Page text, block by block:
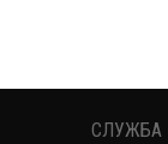
СЛУЖБА